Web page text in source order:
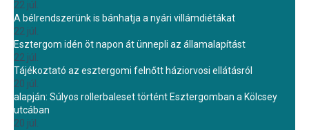
22 júl.
A bélrendszerünk is bánhatja a nyári villámdiétákat
22 júl.
Esztergom idén öt napon át ünnepli az államalapítást
22 júl.
Tájékoztató az esztergomi felnőtt háziorvosi ellátásról
20 júl.
alapján: Súlyos rollerbaleset történt Esztergomban a Kölcsey
utcában
20 júl.